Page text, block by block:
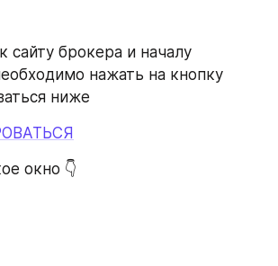
сайту брокера и началу
нажать на кнопку
ниже
окно 👇